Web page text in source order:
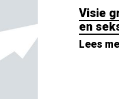
Visie
en
Lees